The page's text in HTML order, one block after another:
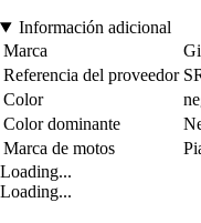
Información adicional
Marca
Referencia del proveedor
Color
Color dominante
Marca de motos
Loading...
Loading...